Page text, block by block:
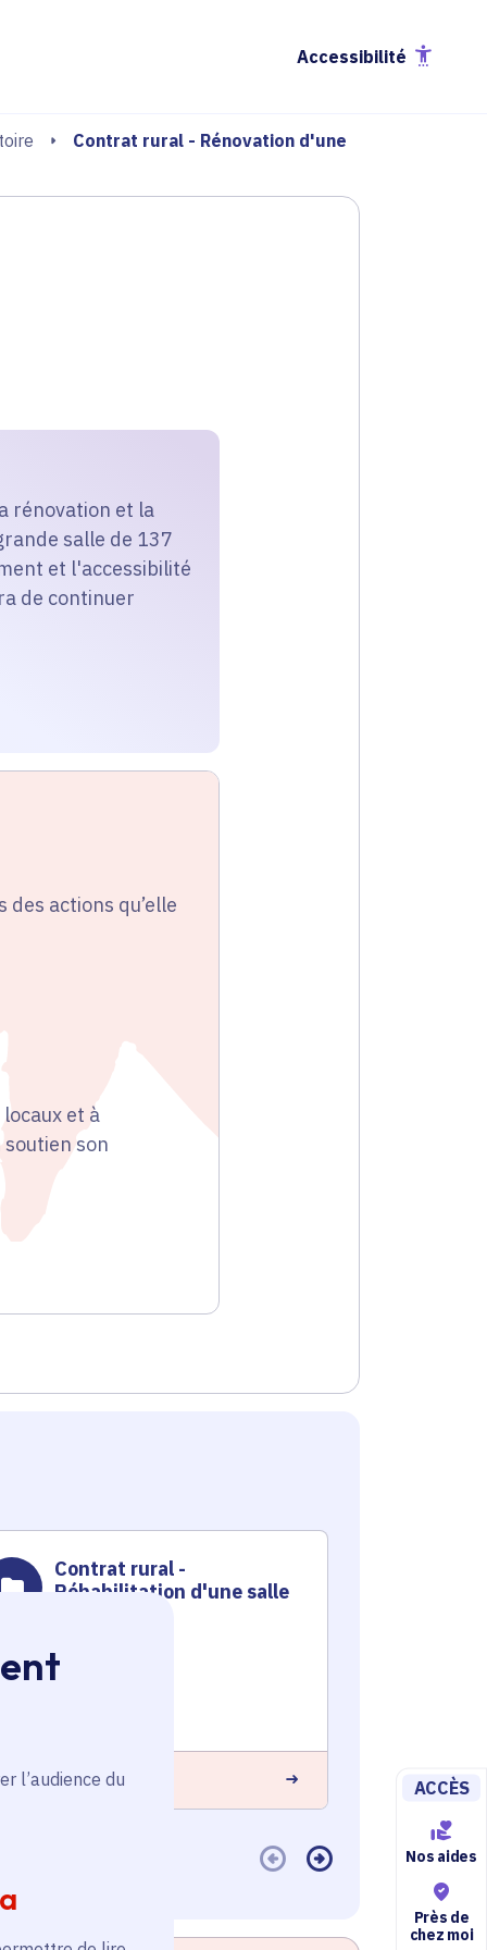
l’audience du
Accessibilité
Contrat rural - Rénovation d'une
ACCÈS
Nos aides
Près de
chez moi
rénovation et la
salle de 137
et l'accessibilité
de continuer
actions qu’elle
et à
son
Contrat rural -
Réhabilitation d'une salle
Territoire
savoir plus En savoir plus